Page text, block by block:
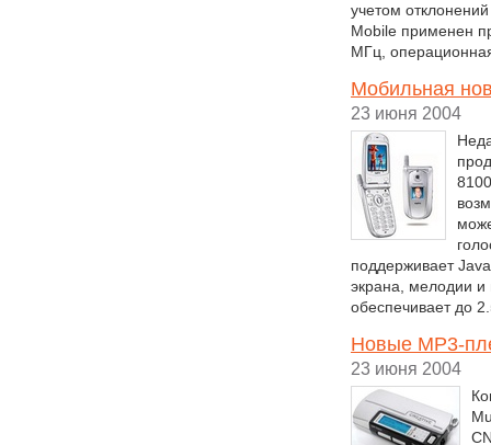
учетом
Mobile применен
МГц,
Мобильная
23 июня 2004
поддерживает
экрана, мелодии и
обеспечивает до
Новые МР3-
23 июня 2004